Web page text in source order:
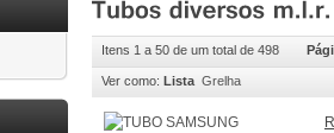
Itens 1 a 50 de um total de 498
Ver como: Lista Grelha